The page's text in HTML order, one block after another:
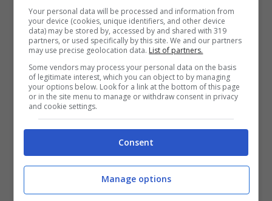
Your personal data will be processed and information from
your device (cookies, unique identifiers, and other device
data) may be stored by, accessed by and shared with 319
partners, or used specifically by this site. We and our partners
may use precise geolocation data. List of partners.
Some vendors may process your personal data on the basis
of legitimate interest, which you can object to by managing
your options below. Look for a link at the bottom of this page
or in the site menu to manage or withdraw consent in privacy
and cookie settings.
Consent
Manage options